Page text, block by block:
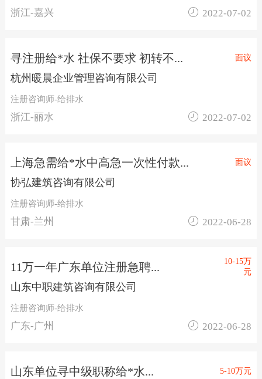
浙江-嘉兴  2022-07-02
寻注册给*水 社保不要求 初转不... 面议
杭州暖晨企业管理咨询有限公司
注册咨询师-给排水
浙江-丽水  2022-07-02
上海急需给*水中高急一次性付款... 面议
协弘建筑咨询有限公司
注册咨询师-给排水
甘肃-兰州  2022-06-28
11万一年广东单位注册急聘...
10-15万
元
山东中职建筑咨询有限公司
注册咨询师-给排水
广东-广州  2022-06-28
山东单位寻中级职称给*水... 5-10万元